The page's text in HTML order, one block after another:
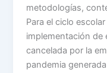
metodologías,
Para el ciclo
implementación de
cancelada por la
pandemia